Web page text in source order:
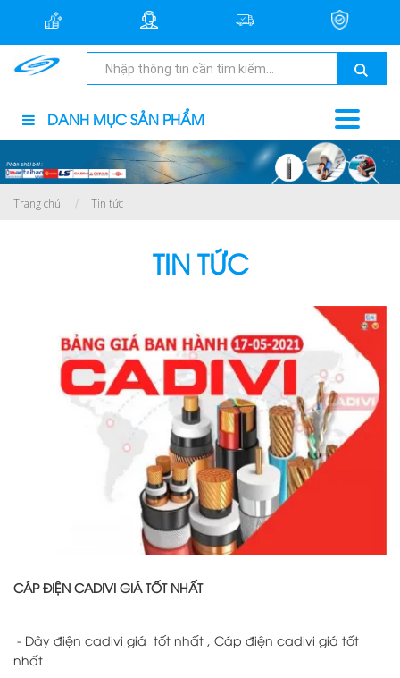
DANH MỤC SẢN PHẨM
Trang chủ Tin tức
TIN TỨC
CÁP ĐIỆN CADIVI GIÁ TỐT NHẤT
- Dây điện cadivi giá tốt nhất , Cáp điện cadivi giá tốt
nhất